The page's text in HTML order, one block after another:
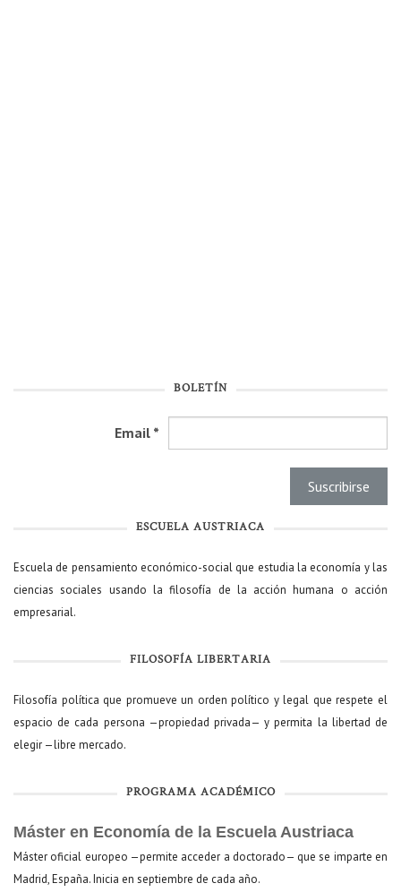
BOLETÍN
Email *
ESCUELA AUSTRIACA
Escuela de pensamiento económico-social que estudia la economía y las
ciencias sociales usando la filosofía de la acción humana o acción
empresarial.
FILOSOFÍA LIBERTARIA
Filosofía política que promueve un orden político y legal que respete el
espacio de cada persona —propiedad privada— y permita la libertad de
elegir —libre mercado.
PROGRAMA ACADÉMICO
Máster en Economía de la Escuela Austriaca
Máster oficial europeo —permite acceder a doctorado— que se imparte en
Madrid, España. Inicia en septiembre de cada año.